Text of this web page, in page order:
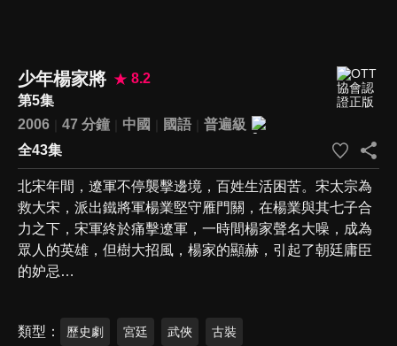
少年楊家將
8.2
第5集
2006
47 分鐘 中國 國語
普遍級
全43集
北宋年間，遼軍不停襲擊邊境，百姓生活困苦。宋太宗為
救大宋，派出鐵將軍楊業堅守雁門關，在楊業與其七子合
力之下，宋軍終於痛擊遼軍，一時間楊家聲名大噪，成為
眾人的英雄，但樹大招風，楊家的顯赫，引起了朝廷庸臣
的妒忌…
類型 歷史劇 宮廷 武俠 古裝